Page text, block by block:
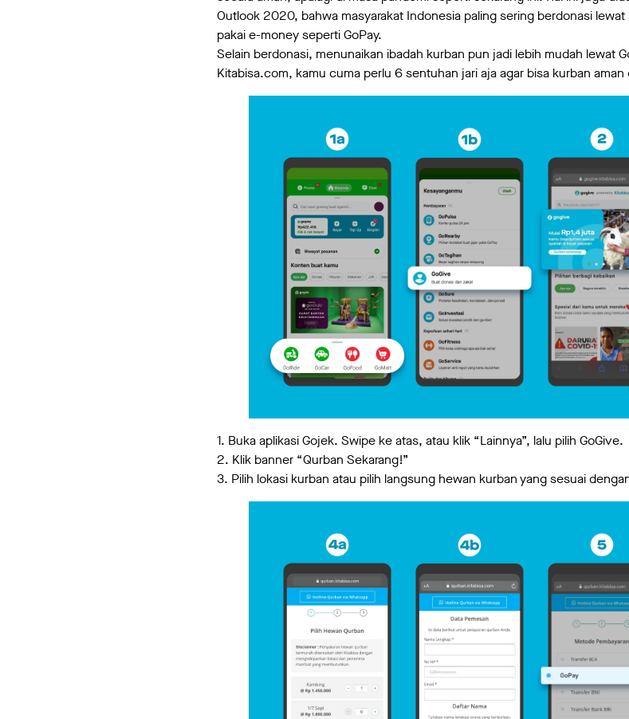
Outlook 2020, bahwa masyarakat Indonesia paling sering berdonasi
pakai e-money seperti GoPay.
Selain berdonasi, menunaikan ibadah kurban pun jadi lebih mudah lewat
Kitabisa.com, kamu cuma perlu 6 sentuhan jari aja agar bisa kurban aman
1. Buka aplikasi Gojek. Swipe ke atas, atau klik “Lainnya”, lalu pilih GoGive.
2. Klik banner “Qurban Sekarang!”
3. Pilih lokasi kurban atau pilih langsung hewan kurban yang sesuai